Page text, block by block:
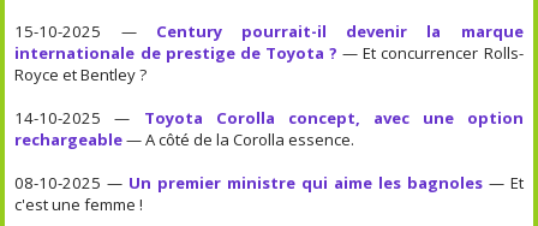
15-10-2025 — Century pourrait-il devenir la marque
internationale de prestige de Toyota ? — Et concurrencer Rolls-
Royce et Bentley ?
14-10-2025 — Toyota Corolla concept, avec une option
rechargeable— A côté de la Corolla essence.
08-10-2025 — Un premier ministre qui aime les bagnoles— Et
c'est une femme !